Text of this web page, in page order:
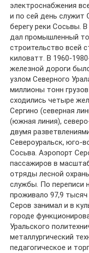
электроснабжения
и по сей день служит
берегу реки Сосьвы.
дал промышленный
строительство всей
киловатт. В 1960-
железной дороги
узлом Северного
миллионы тонн
сходились четыре
Сергино (северная
(южная линия),
двумя
Североуральск, юго-
Сосьва. Аэропорт
пассажиров в
отряды лесной
службы. По переписи
проживало 97,9
Серов занимал и в
городе
Уральского
металлургический
педагогическое и